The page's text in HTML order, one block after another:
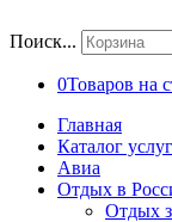
Поиск...
0Товаров на
Главная
Каталог услуг
Авиа
Отдых в
Отдых